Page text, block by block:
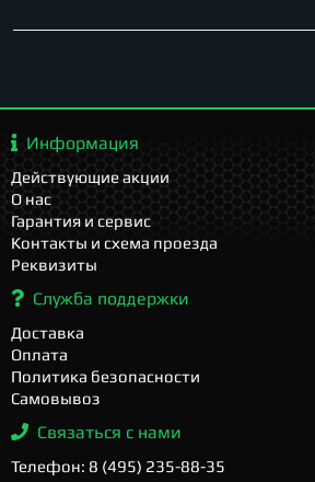
Информация
Действующие акции
О нас
Гарантия и сервис
Контакты и схема проезда
Реквизиты
Служба поддержки
Доставка
Оплата
Политика безопасности
Самовывоз
Связаться с нами
Телефон: 8 (495) 235-88-35